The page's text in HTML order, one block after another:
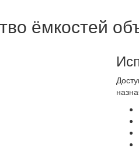
ёмкостей